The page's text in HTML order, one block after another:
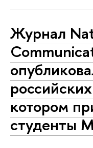
Журнал
котором
студенты